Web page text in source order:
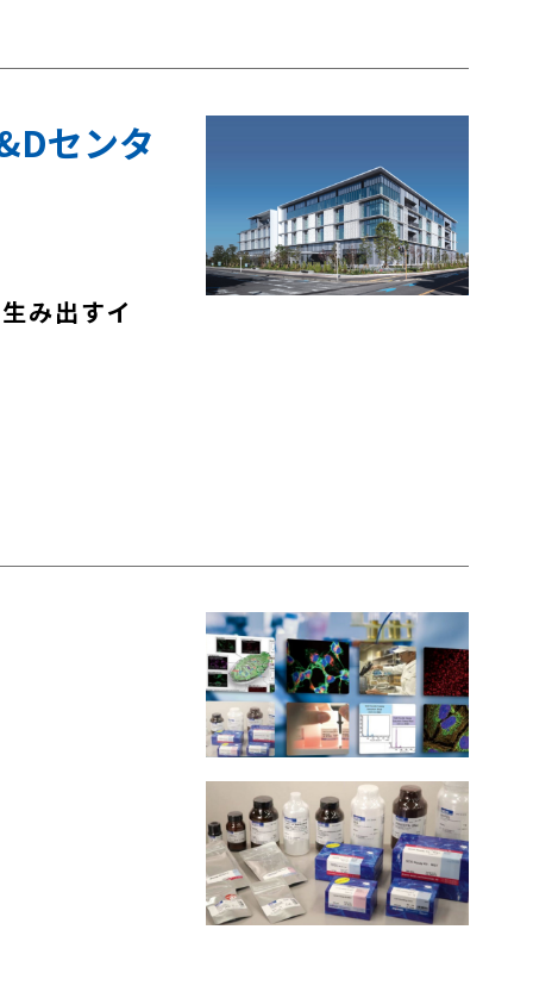
センタ
み出すイ